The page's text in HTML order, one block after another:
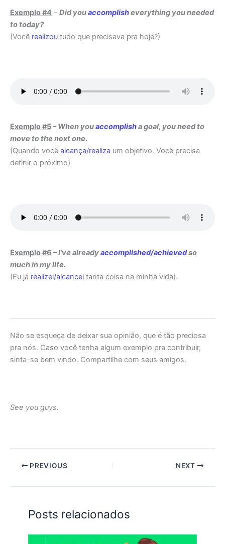
Exemplo #4 –Did youaccomplisheverything you needed
to today?
(Você realizou tudo que precisava pra hoje?)
Exemplo #5–When youaccomplisha goal, you need to
move to the next one.
(Quando você alcança/realiza um objetivo. Você precisa
definir o próximo)
Exemplo #6 –I’ve alreadyaccomplished/achievedso
much in my life.
(Eu já realizei/alcancei tanta coisa na minha vida).
Não se esqueça de deixar sua opinião, que é tão preciosa
pra nós. Caso você tenha algum exemplo pra contribuir,
sinta-se bem vindo. Compartilhe com seus amigos.
See you guys.
PREVIOUS NEXT
Posts relacionados